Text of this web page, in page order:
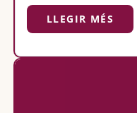
LLEGIR MÉS